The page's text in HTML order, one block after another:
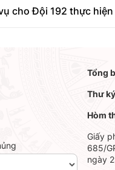
cho Đội 192 thực
Tổng
Thư
Hòm
Giấy
685/
ngày